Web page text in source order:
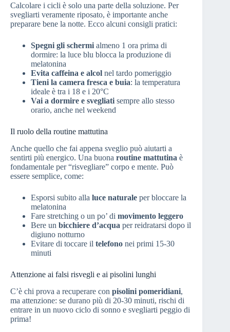
Calcolare i cicli è solo una parte della soluzione. Per
svegliarti veramente riposato, è importante anche
preparare bene la notte. Ecco alcuni consigli pratici:
Spegni gli schermi almeno 1 ora prima di
dormire: la luce blu blocca la produzione di
melatonina
Evita caffeina e alcol nel tardo pomeriggio
Tieni la camera fresca e buia: la temperatura
ideale è tra i 18 e i 20°C
Vai a dormire e svegliati sempre allo stesso
orario, anche nel weekend
Il ruolo della routine mattutina
Anche quello che fai appena sveglio può aiutarti a
sentirti più energico. Una buona routine mattutina è
fondamentale per “risvegliare” corpo e mente. Può
essere semplice, come:
Esporsi subito alla luce naturale per bloccare la
melatonina
Fare stretching o un po’ di movimento leggero
Bere un bicchiere d’acqua per reidratarsi dopo il
digiuno notturno
Evitare di toccare il telefono nei primi 15-30
minuti
Attenzione ai falsi risvegli e ai pisolini lunghi
C’è chi prova a recuperare con pisolini pomeridiani,
ma attenzione: se durano più di 20-30 minuti, rischi di
entrare in un nuovo ciclo di sonno e svegliarti peggio di
prima!